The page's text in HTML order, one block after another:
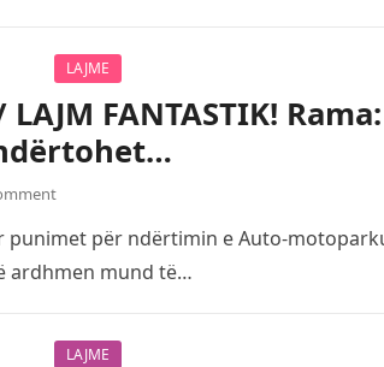
LAJME
FANTASTIK!
punimet për ndërtimin e Auto-
ardhmen mund të…
LAJME